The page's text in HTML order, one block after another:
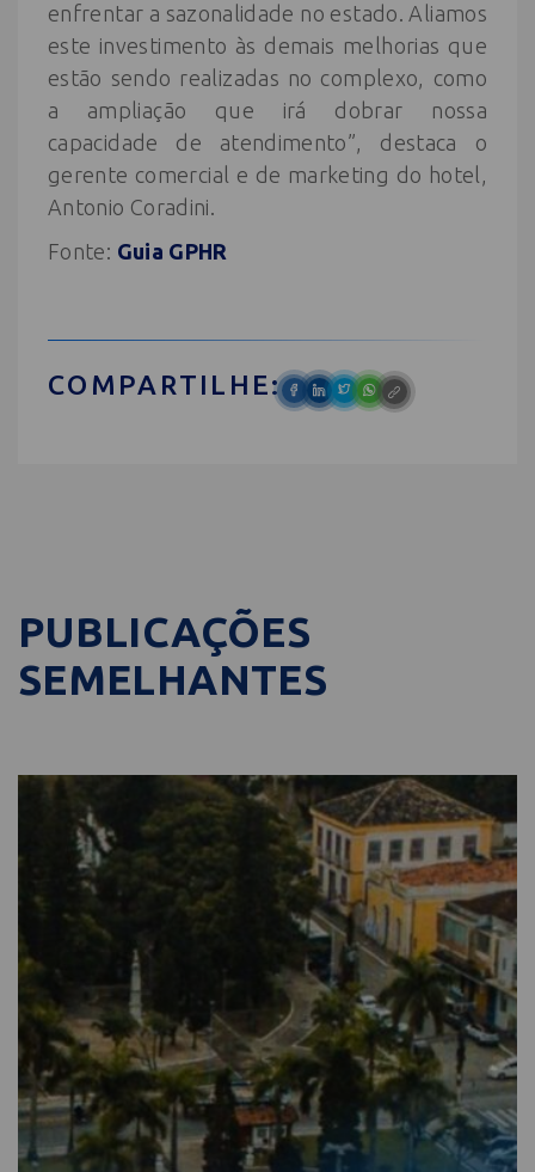
enfrentar a sazonalidade no estado. Aliamos
este investimento às demais melhorias que
estão sendo realizadas no complexo, como
a ampliação que irá dobrar nossa
capacidade de atendimento”, destaca o
gerente comercial e de marketing do hotel,
Antonio Coradini.
Fonte: Guia GPHR
COMPARTILHE:
PUBLICAÇÕES
SEMELHANTES